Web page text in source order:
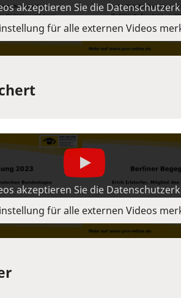
akzeptieren Sie die
für alle externen Videos
akzeptieren Sie die
für alle externen Videos